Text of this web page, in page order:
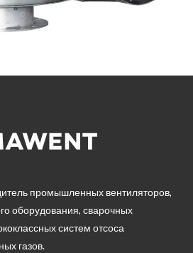
промышленных вентиляторов,
оборудования, сварочных
систем отсоса
газов.